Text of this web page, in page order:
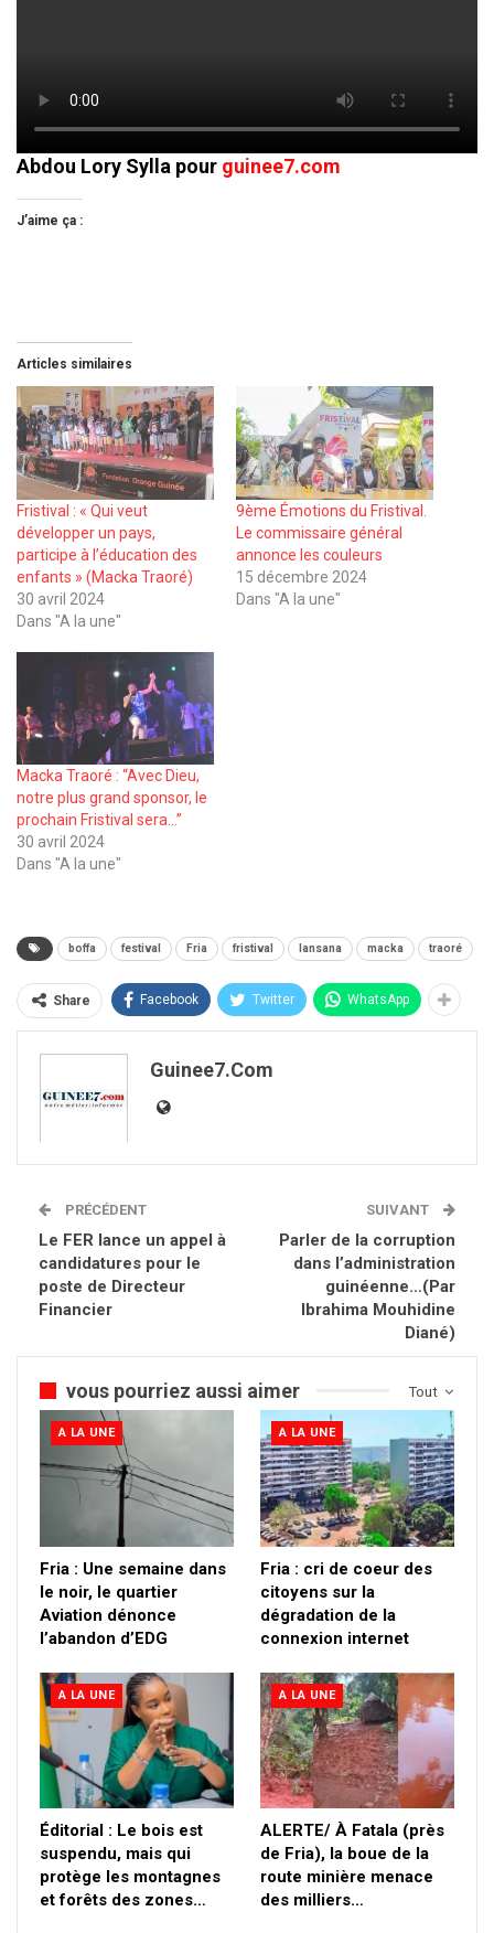
Abdou Lory Sylla pour guinee7.com
J’aime ça :
Articles similaires
Fristival : « Qui veut
développer un pays,
participe à l’éducation des
enfants » (Macka Traoré)
30 avril 2024
Dans "A la une"
9ème Émotions du Fristival.
Le commissaire général
annonce les couleurs
15 décembre 2024
Dans "A la une"
Macka Traoré : ‘‘Avec Dieu,
notre plus grand sponsor, le
prochain Fristival sera…’’
30 avril 2024
Dans "A la une"
boffa festival Fria fristival lansana macka traoré
Share Facebook Twitter WhatsApp
Guinee7.com
PRÉCÉDENT
Le FER lance un appel à
candidatures pour le
poste de Directeur
Financier
SUIVANT
Parler de la corruption
dans l’administration
guinéenne…(Par
Ibrahima Mouhidine
Diané)
Tout
vous pourriez aussi aimer
A LA UNE
Fria : Une semaine dans
le noir, le quartier
Aviation dénonce
l’abandon d’EDG
A LA UNE
Fria : cri de coeur des
citoyens sur la
dégradation de la
connexion internet
A LA UNE
Éditorial : Le bois est
suspendu, mais qui
protège les montagnes
et forêts des zones…
A LA UNE
ALERTE/ À Fatala (près
de Fria), la boue de la
route minière menace
des milliers…